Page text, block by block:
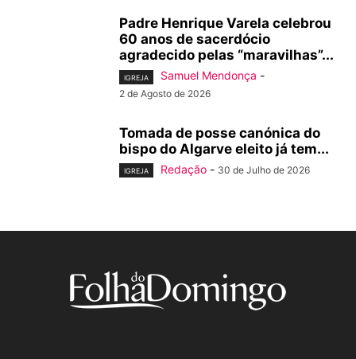
Padre Henrique Varela celebrou
60 anos de sacerdócio
agradecido pelas “maravilhas”...
IGREJA Samuel Mendonça -
2 de Agosto de 2026
Tomada de posse canónica do
bispo do Algarve eleito já tem...
IGREJA Redação - 30 de Julho de 2026